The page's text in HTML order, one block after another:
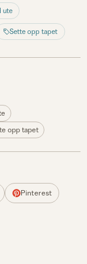
ute
Sette opp tapet
opp tapet
Pinterest